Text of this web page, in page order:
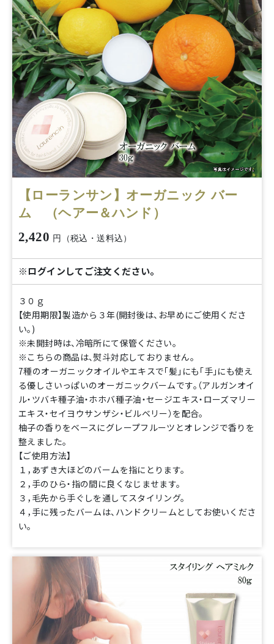
【ローランサン】オーガニック バー
ム （ヘアー＆ハンド）
2,420 円（税込・送料込）
※ログインしてご注文ください。
３０ｇ
【使用期限】製造から３年(開封後は、お早めにご使用くださ
い。)
※未開封時は、冷暗所にて保管ください。
※こちらの商品は、熨斗対応しておりません。
7種のオーガニックオイルやエキスで「髪」にも「手」にも使え
る優しさいっぱいのオーガニックバームです。（アルガンオイ
ル・ツバキ種子油・ホホバ種子油・セージエキス・ローズマリー
エキス・セイヨウサンザシ・ビルベリー）を配合。
柚子の香りをベースにグレープフルーツとオレンジで香りを
整えました。
【ご使用方法】
１，あずき大ほどのバームを指にとります。
２，手のひら・指の間に良くなじませます。
３，毛先から手ぐしを通してスタイリング。
４，手に残ったバームは、ハンドクリームとしてお使いくださ
い。